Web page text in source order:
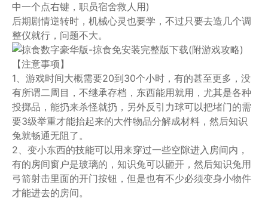
中一个点右键，职员宿舍救人用)
后期剧情逆转时，机械心灵也要学，不过只要去造几个调
整仪就行，问题不大。
【注意事项】
1、游戏时间大概需要20到30个小时，有的甚至更多，没
有所谓二周目，不继承存档，东西能用就用，尤其是各种
投掷品，能扔来杀怪就扔，另外反引力球可以把堵门的需
要3级举重才能抬起来的大件物品分解成材料，然后知识
兔就畅通无阻了。
2、变小东西的技能可以用来穿过一些空隙进入房间内，
有的房间窗户是玻璃的，知识兔可以砸开，然后知识兔用
弓箭射击里面的开门按钮，但是也有不少必须变身小物件
才能进去的房间。